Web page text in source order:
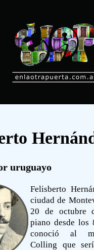
uruguayo
Felisberto
ciudad de
20 de octubre
piano desde los
conoció al
Colling que